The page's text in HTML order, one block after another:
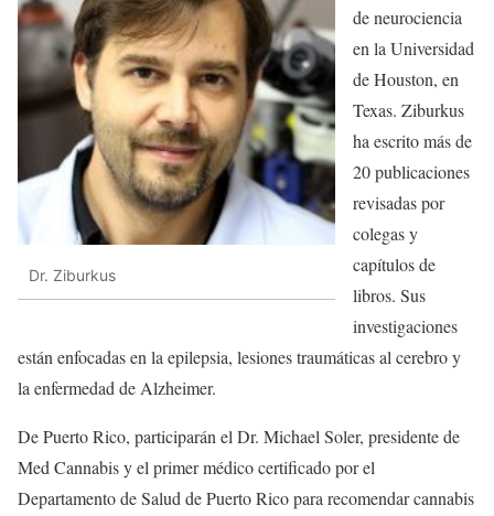
Dr. Ziburkus
de neurociencia
en la Universidad
de Houston, en
Texas. Ziburkus
ha escrito más de
20 publicaciones
revisadas por
colegas y
capítulos de
libros. Sus
investigaciones
están enfocadas en la epilepsia, lesiones traumáticas al cerebro y
la enfermedad de Alzheimer.
De Puerto Rico, participarán el Dr. Michael Soler, presidente de
Med Cannabis y el primer médico certificado por el
Departamento de Salud de Puerto Rico para recomendar cannabis